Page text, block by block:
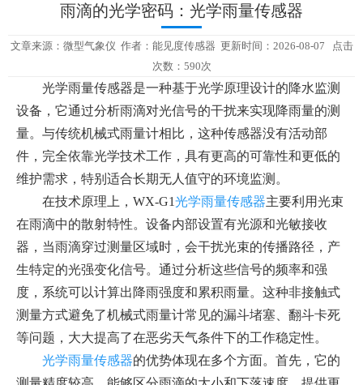
雨滴的光学密码：光学雨量传感器
文章来源： 微型气象仪 作者： 能见度传感器 更新时间：2026-08-07 点击
次数：590次
光学雨量传感器是一种基于光学原理设计的降水监测
设备，它通过分析雨滴对光信号的干扰来实现降雨量的测
量。与传统机械式雨量计相比，这种传感器没有活动部
件，完全依靠光学技术工作，具有更高的可靠性和更低的
维护需求，特别适合长期无人值守的环境监测。
在技术原理上，WX-G1光学雨量传感器主要利用光束
在雨滴中的散射特性。设备内部设置有光源和光敏接收
器，当雨滴穿过测量区域时，会干扰光束的传播路径，产
生特定的光强变化信号。通过分析这些信号的频率和强
度，系统可以计算出降雨强度和累积雨量。这种非接触式
测量方式避免了机械式雨量计常见的漏斗堵塞、翻斗卡死
等问题，大大提高了在恶劣天气条件下的工作稳定性。
光学雨量传感器的优势体现在多个方面。首先，它的